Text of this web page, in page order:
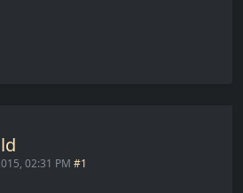
02:31 PM #1